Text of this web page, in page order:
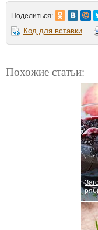
Поделиться:
Код для вставки
Похожие статьи: